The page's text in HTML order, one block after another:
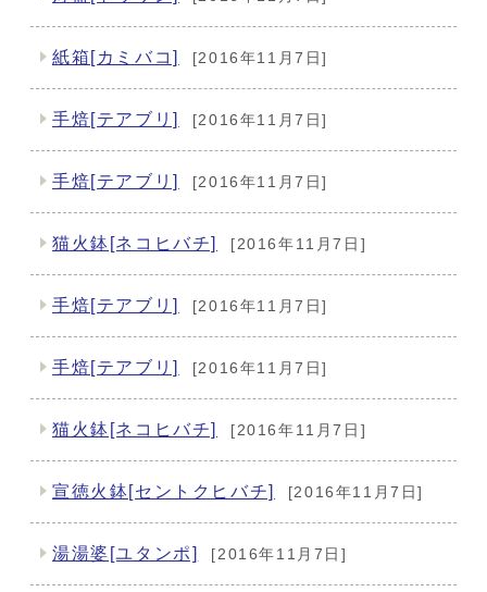
紙箱[カミバコ] [2016年11月7日]
手焙[テアブリ] [2016年11月7日]
手焙[テアブリ] [2016年11月7日]
猫火鉢[ネコヒバチ] [2016年11月7日]
手焙[テアブリ] [2016年11月7日]
手焙[テアブリ] [2016年11月7日]
猫火鉢[ネコヒバチ] [2016年11月7日]
宣徳火鉢[セントクヒバチ] [2016年11月7日]
湯湯婆[ユタンポ] [2016年11月7日]